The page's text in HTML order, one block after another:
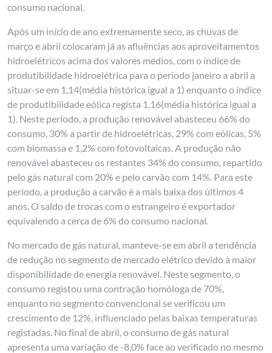
consumo nacional.
Após um início de ano extremamente seco, as chuvas de
março e abril colocaram já as afluências aos aproveitamentos
hidroelétricos acima dos valores médios, com o índice de
produtibilidade hidroelétrica para o período janeiro a abril a
situar-se em 1,14(média histórica igual a 1) enquanto o índice
de produtibilidade eólica regista 1,16(média histórica igual a
1). Neste período, a produção renovável abasteceu 66% do
consumo, 30% a partir de hidroelétricas, 29% com eólicas, 5%
com biomassa e 1,2% com fotovoltaicas. A produção não
renovável abasteceu os restantes 34% do consumo, repartido
pelo gás natural com 20% e pelo carvão com 14%. Para este
período, a produção a carvão é a mais baixa dos últimos 4
anos. O saldo de trocas com o estrangeiro é exportador
equivalendo a cerca de 6% do consumo nacional.
No mercado de gás natural, manteve-se em abril a tendência
de redução no segmento de mercado elétrico devido à maior
disponibilidade de energia renovável. Neste segmento, o
consumo registou uma contração homóloga de 70%,
enquanto no segmento convencional se verificou um
crescimento de 12%, influenciado pelas baixas temperaturas
registadas. No final de abril, o consumo de gás natural
apresenta uma variação de -8,0% face ao verificado no mesmo